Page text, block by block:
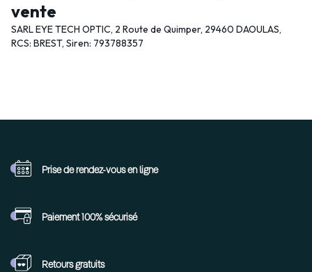
vente
SARL EYE TECH OPTIC, 2 Route de Quimper, 29460 DAOULAS,
RCS: BREST, Siren: 793788357
Prise de rendez-vous en ligne
Paiement 100%sécurisé
Retoursgratuits